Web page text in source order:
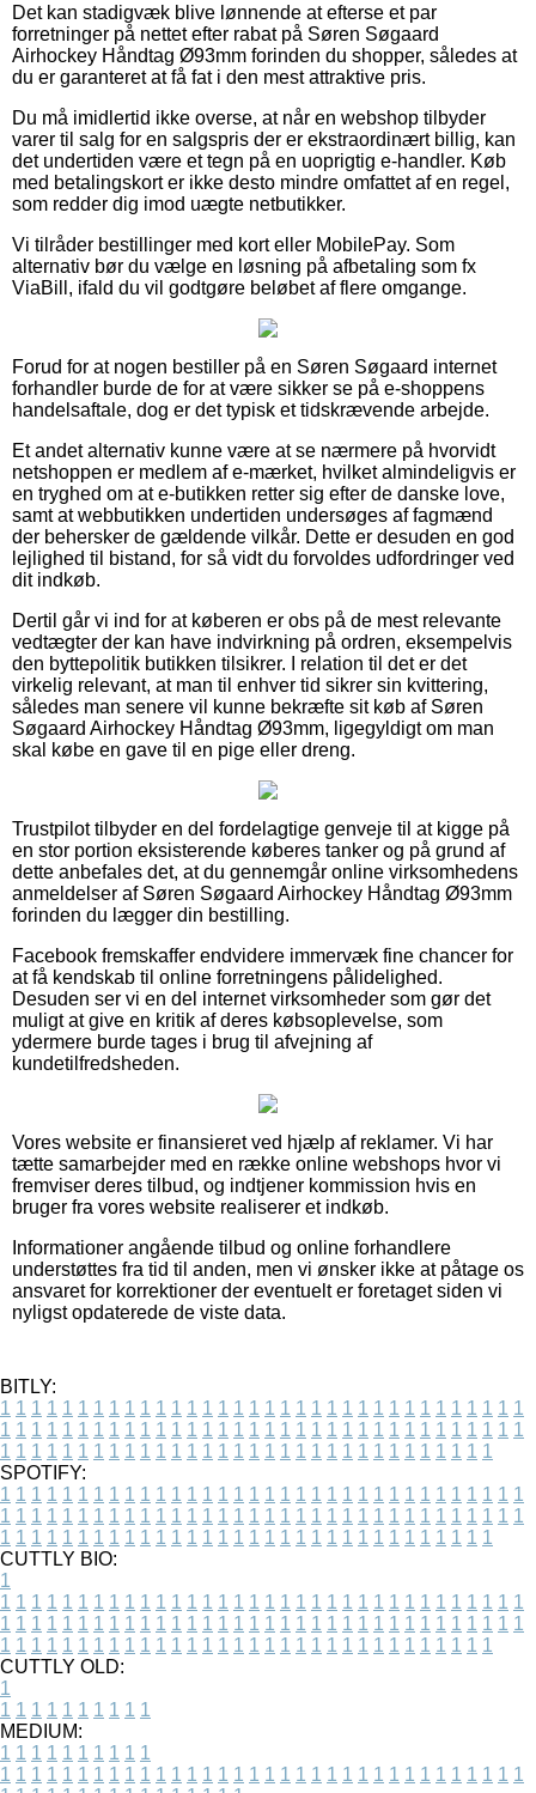
Det kan stadigvæk blive lønnende at efterse et par
forretninger på nettet efter rabat på Søren Søgaard
Airhockey Håndtag Ø93mm forinden du shopper, således at
du er garanteret at få fat i den mest attraktive pris.
Du må imidlertid ikke overse, at når en webshop tilbyder
varer til salg for en salgspris der er ekstraordinært billig, kan
det undertiden være et tegn på en uoprigtig e-handler. Køb
med betalingskort er ikke desto mindre omfattet af en regel,
som redder dig imod uægte netbutikker.
Vi tilråder bestillinger med kort eller MobilePay. Som
alternativ bør du vælge en løsning på afbetaling som fx
ViaBill, ifald du vil godtgøre beløbet af flere omgange.
Forud for at nogen bestiller på en Søren Søgaard internet
forhandler burde de for at være sikker se på e-shoppens
handelsaftale, dog er det typisk et tidskrævende arbejde.
Et andet alternativ kunne være at se nærmere på hvorvidt
netshoppen er medlem af e-mærket, hvilket almindeligvis er
en tryghed om at e-butikken retter sig efter de danske love,
samt at webbutikken undertiden undersøges af fagmænd
der behersker de gældende vilkår. Dette er desuden en god
lejlighed til bistand, for så vidt du forvoldes udfordringer ved
dit indkøb.
Dertil går vi ind for at køberen er obs på de mest relevante
vedtægter der kan have indvirkning på ordren, eksempelvis
den byttepolitik butikken tilsikrer. I relation til det er det
virkelig relevant, at man til enhver tid sikrer sin kvittering,
således man senere vil kunne bekræfte sit køb af Søren
Søgaard Airhockey Håndtag Ø93mm, ligegyldigt om man
skal købe en gave til en pige eller dreng.
Trustpilot tilbyder en del fordelagtige genveje til at kigge på
en stor portion eksisterende køberes tanker og på grund af
dette anbefales det, at du gennemgår online virksomhedens
anmeldelser af Søren Søgaard Airhockey Håndtag Ø93mm
forinden du lægger din bestilling.
Facebook fremskaffer endvidere immervæk fine chancer for
at få kendskab til online forretningens pålidelighed.
Desuden ser vi en del internet virksomheder som gør det
muligt at give en kritik af deres købsoplevelse, som
ydermere burde tages i brug til afvejning af
kundetilfredsheden.
Vores website er finansieret ved hjælp af reklamer. Vi har
tætte samarbejder med en række online webshops hvor vi
fremviser deres tilbud, og indtjener kommission hvis en
bruger fra vores website realiserer et indkøb.
Informationer angående tilbud og online forhandlere
understøttes fra tid til anden, men vi ønsker ikke at påtage os
ansvaret for korrektioner der eventuelt er foretaget siden vi
nyligst opdaterede de viste data.
BITLY:
1 1 1 1 1 1 1 1 1 1 1 1 1 1 1 1 1 1 1 1 1 1 1 1 1 1 1 1 1 1 1 1 1 1
1 1 1 1 1 1 1 1 1 1 1 1 1 1 1 1 1 1 1 1 1 1 1 1 1 1 1 1 1 1 1 1 1 1
1 1 1 1 1 1 1 1 1 1 1 1 1 1 1 1 1 1 1 1 1 1 1 1 1 1 1 1 1 1 1 1
SPOTIFY:
1 1 1 1 1 1 1 1 1 1 1 1 1 1 1 1 1 1 1 1 1 1 1 1 1 1 1 1 1 1 1 1 1 1
1 1 1 1 1 1 1 1 1 1 1 1 1 1 1 1 1 1 1 1 1 1 1 1 1 1 1 1 1 1 1 1 1 1
1 1 1 1 1 1 1 1 1 1 1 1 1 1 1 1 1 1 1 1 1 1 1 1 1 1 1 1 1 1 1 1
CUTTLY BIO:
1
1 1 1 1 1 1 1 1 1 1 1 1 1 1 1 1 1 1 1 1 1 1 1 1 1 1 1 1 1 1 1 1 1 1
1 1 1 1 1 1 1 1 1 1 1 1 1 1 1 1 1 1 1 1 1 1 1 1 1 1 1 1 1 1 1 1 1 1
1 1 1 1 1 1 1 1 1 1 1 1 1 1 1 1 1 1 1 1 1 1 1 1 1 1 1 1 1 1 1 1
CUTTLY OLD:
1
1 1 1 1 1 1 1 1 1 1
MEDIUM:
1 1 1 1 1 1 1 1 1 1
1 1 1 1 1 1 1 1 1 1 1 1 1 1 1 1 1 1 1 1 1 1 1 1 1 1 1 1 1 1 1 1 1 1